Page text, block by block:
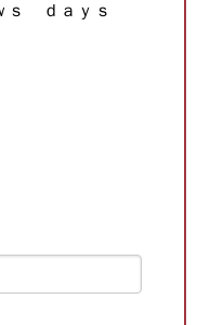
ｄａｙｓ